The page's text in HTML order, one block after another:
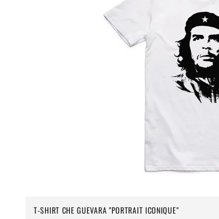
T-SHIRT CHE GUEVARA "PORTRAIT ICONIQUE"